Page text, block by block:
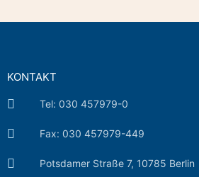
KONTAKT
Tel: 030 457979-0
Fax: 030 457979-449
Potsdamer Straße 7, 10785 Berlin